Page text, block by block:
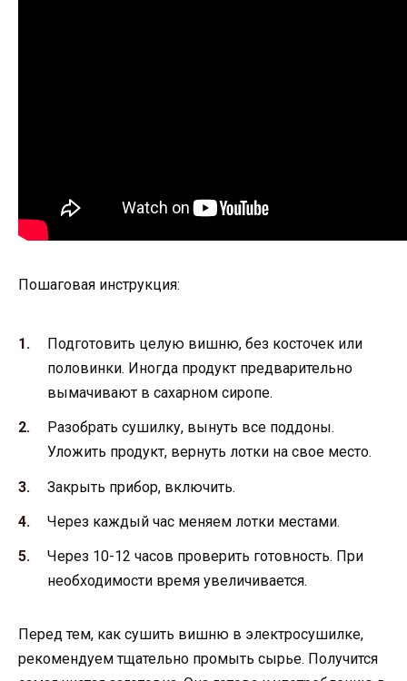
Пошаговая инструкция:
Подготовить целую вишню, без косточек или
половинки. Иногда продукт предварительно
вымачивают в сахарном сиропе.
Разобрать сушилку, вынуть все поддоны.
Уложить продукт, вернуть лотки на свое место.
Закрыть прибор, включить.
Через каждый час меняем лотки местами.
Через 10-12 часов проверить готовность. При
необходимости время увеличивается.
Перед тем, как сушить вишню в электросушилке,
рекомендуем тщательно промыть сырье. Получится